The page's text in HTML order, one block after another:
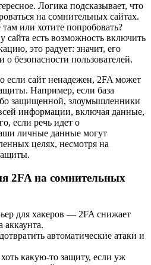
Логика подсказывает, что
на сомнительных сайтах.
или хотите попробовать?
сайта есть возможность включить
это радует: значит, его
о безопасности пользователей.
если сайт ненадежен, 2FA может
Например, если база
защищенной, злоумышленники
информации, включая данные,
если речь идет о
личные данные могут
целях, несмотря на
2FA на сомнительных
для хакеров — 2FA снижает
аккаунта.
автоматические атаки и
какую-то защиту, если уж